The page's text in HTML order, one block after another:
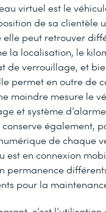
virtuel est le
de sa clientèle
peut retrouver
la localisation, le
de verrouillage, et
permet en outre de
moindre mesure le
et système
conserve également,
de chaque
est en connexion
permanence
pour la